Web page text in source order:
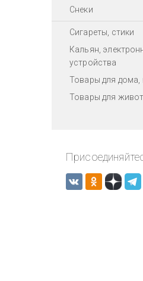
Снеки
Сигареты, стики
Кальян,
устройства
Товары для дома,
Товары для